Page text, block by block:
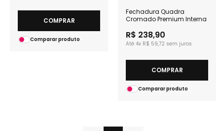
COMPRAR
Comparar produto
Fechadura Quadra
Cromado Premium Interna
R$ 238,90
4x R$ 59,72
COMPRAR
Comparar produto